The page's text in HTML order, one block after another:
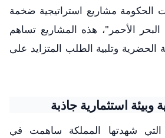
الحكومة مشاريع استراتيجية ضخمة
الأحمر"، هذه المشاريع تساهم
الحضرية وتلبية الطلب المتزايد على
استثمارية جاذبة
التي شهدتها المملكة ساهمت في